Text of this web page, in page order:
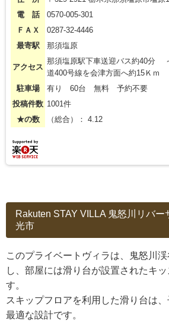
電 話
0570-005-301
ＦＡＸ
0287-32-4446
最寄駅
那須塩原
アクセス
那須塩原駅下車送迎バス約40分
道400号線を会津方面へ約15Ｋｍ
駐車場
有り 60台 無料 予約不要
投稿件数 1001件
★の数
（総合）： 4.12
Rakuten STAY VILLA 鬼怒川リバー
光市
このプライベートヴィラは、鬼怒川
し、部屋には滑り台が設置されたキ
す。
スキップフロアを利用した滑り台は
最適な設計です。